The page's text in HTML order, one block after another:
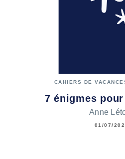
CAHIERS DE
7 énigmes
Anne
01/07/